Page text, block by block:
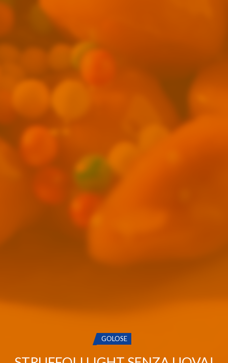
CATEGORIA:
GOLOSE